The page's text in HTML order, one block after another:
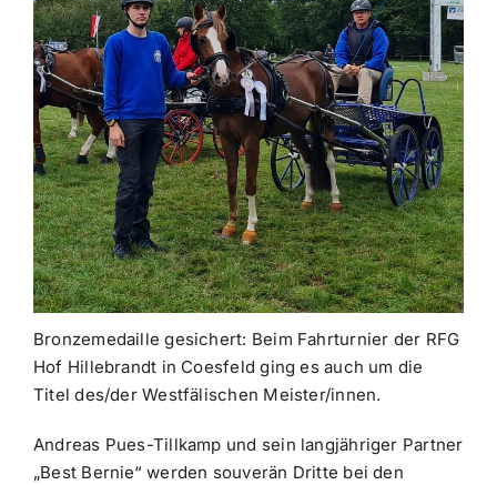
Bronzemedaille gesichert: Beim Fahrturnier der RFG
Hof Hillebrandt in Coesfeld ging es auch um die
Titel des/der Westfälischen Meister/innen.
Andreas Pues-Tillkamp und sein langjähriger Partner
„Best Bernie“ werden souverän Dritte bei den